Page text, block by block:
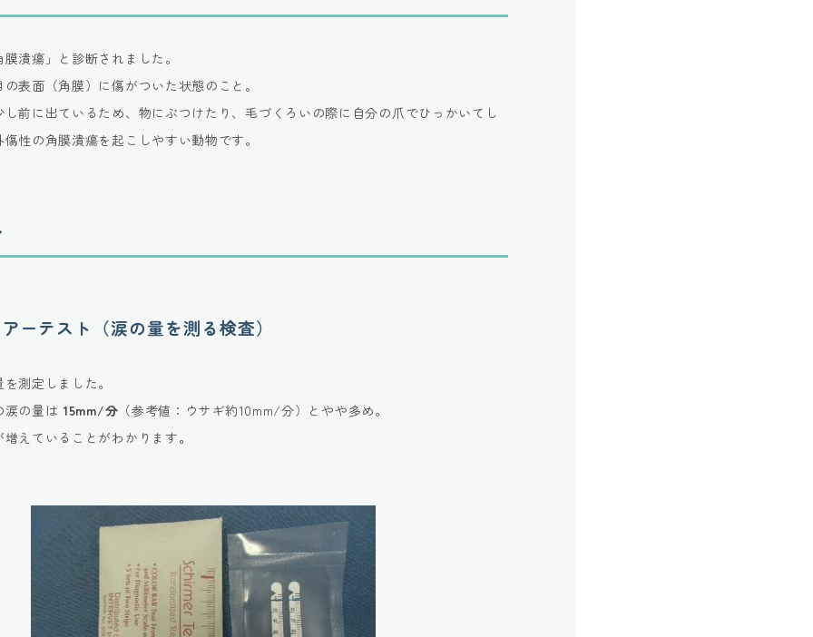
潰瘍」と診断されました。
表面（角膜）に傷がついた状態のこと。
前に出ているため、物にぶつけたり、毛づくろいの際に自分の爪でひっかいてし
性の角膜潰瘍を起こしやすい動物です。
ーテスト（涙の量を測る検査）
測定しました。
涙の量は 15mm/分 （参考値：ウサギ約10mm/分）とやや多め。
えていることがわかります。